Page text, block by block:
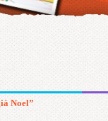
Noel”